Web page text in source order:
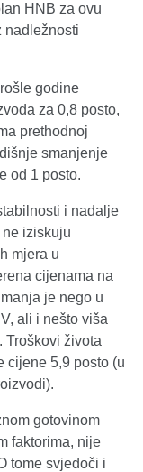
HNB za ovu
nadležnosti
godine
za 0,8 posto,
prethodnoj
smanjenje
od 1 posto.
i nadalje
iziskuju
mjera u
cijenama na
je nego u
ali i nešto viša
Troškovi života
cijene 5,9 posto (u
gotovinom
faktorima, nije
tome svjedoči i